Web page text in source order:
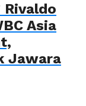
Rivaldo
Asia
Jawara